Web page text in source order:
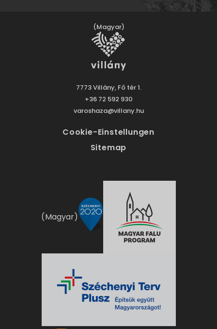
(Magyar)
7773 Villány, Fő tér 1.
+36 72 592 930
varoshaza@villany.hu
Cookie-Einstellungen
Sitemap
(Magyar)